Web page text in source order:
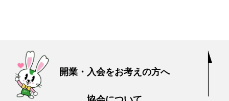
開業・入会をお考えの方へ